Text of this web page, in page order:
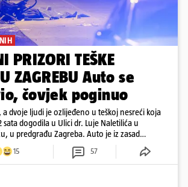
PRIZORI TEŠKE
U ZAGREBU Auto se
čovjek poginuo
a dvoje ljudi je ozlijeđeno u teškoj nesreći koja
sata dogodila u Ulici dr. Luje Naletilića u
u predgrađu Zagreba. Auto je iz zasad
sletio s kolnika, a od siline udara vozilo se
15 57